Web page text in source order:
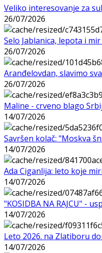
Veliko interesovanje za
26/07/2026
Selo Jablanica, lepota i
26/07/2026
Aranđelovdan, slavimo
26/07/2026
Maline - crveno blago
14/07/2026
Savršen kolač: "Moskva
14/07/2026
Ada Ciganlija: leto koje
14/07/2026
"KOSIDBA NA RAJCU" -
14/07/2026
Leto 2026. na Zlatiboru
14/07/2026